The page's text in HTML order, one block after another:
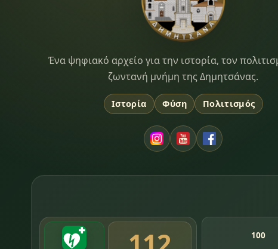
Dimitsana.gr
Ένα ψηφιακό αρχείο για την ιστορία, τον
ζωντανή μνήμη της Δημητσάνας.
Ιστορία Φύση Πολιτισμός
100